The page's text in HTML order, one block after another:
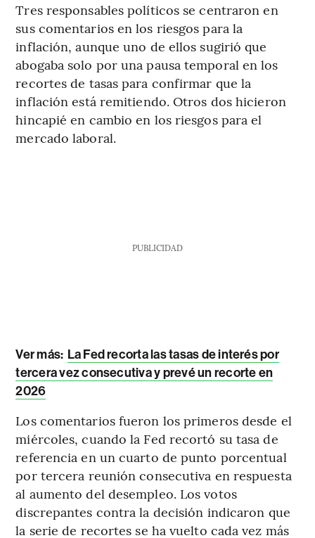
Tres responsables políticos se centraron en
sus comentarios en los riesgos para la
inflación, aunque uno de ellos sugirió que
abogaba solo por una pausa temporal en los
recortes de tasas para confirmar que la
inflación está remitiendo. Otros dos hicieron
hincapié en cambio en los riesgos para el
mercado laboral.
PUBLICIDAD
Ver más: La Fed recorta las tasas de interés por
tercera vez consecutiva y prevé un recorte en
2026
Los comentarios fueron los primeros desde el
miércoles, cuando la Fed recortó su tasa de
referencia en un cuarto de punto porcentual
por tercera reunión consecutiva en respuesta
al aumento del desempleo. Los votos
discrepantes contra la decisión indicaron que
la serie de recortes se ha vuelto cada vez más